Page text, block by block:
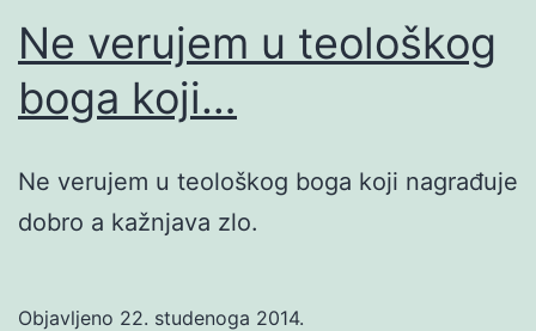
Ne verujem u teološkog
boga koji…
Ne verujem u teološkog boga koji nagrađuje
dobro a kažnjava zlo.
Objavljeno 22. studenoga 2014.